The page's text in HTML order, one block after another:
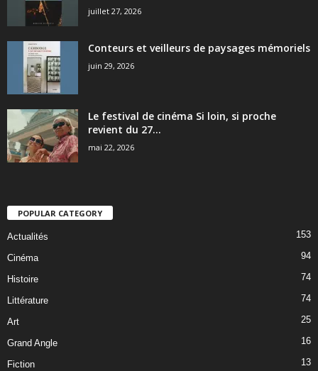
juillet 27, 2026
Conteurs et veilleurs de paysages mémoriels
juin 29, 2026
Le festival de cinéma Si loin, si proche
revient du 27...
mai 22, 2026
POPULAR CATEGORY
Actualités 153
Cinéma 94
Histoire 74
Littérature 74
Art 25
Grand Angle 16
Fiction 13